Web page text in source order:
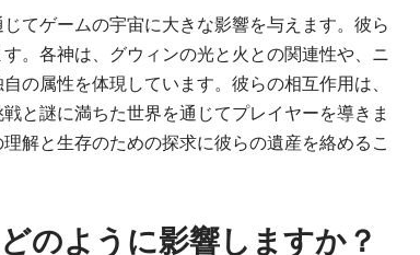
てゲームの宇宙に大きな影響を与えます。彼ら
。各神は、グウィンの光と火との関連性や、ニ
の属性を体現しています。彼らの相互作用は、
と謎に満ちた世界を通じてプレイヤーを導きま
解と生存のための探求に彼らの遺産を絡めるこ
のように影響しますか？